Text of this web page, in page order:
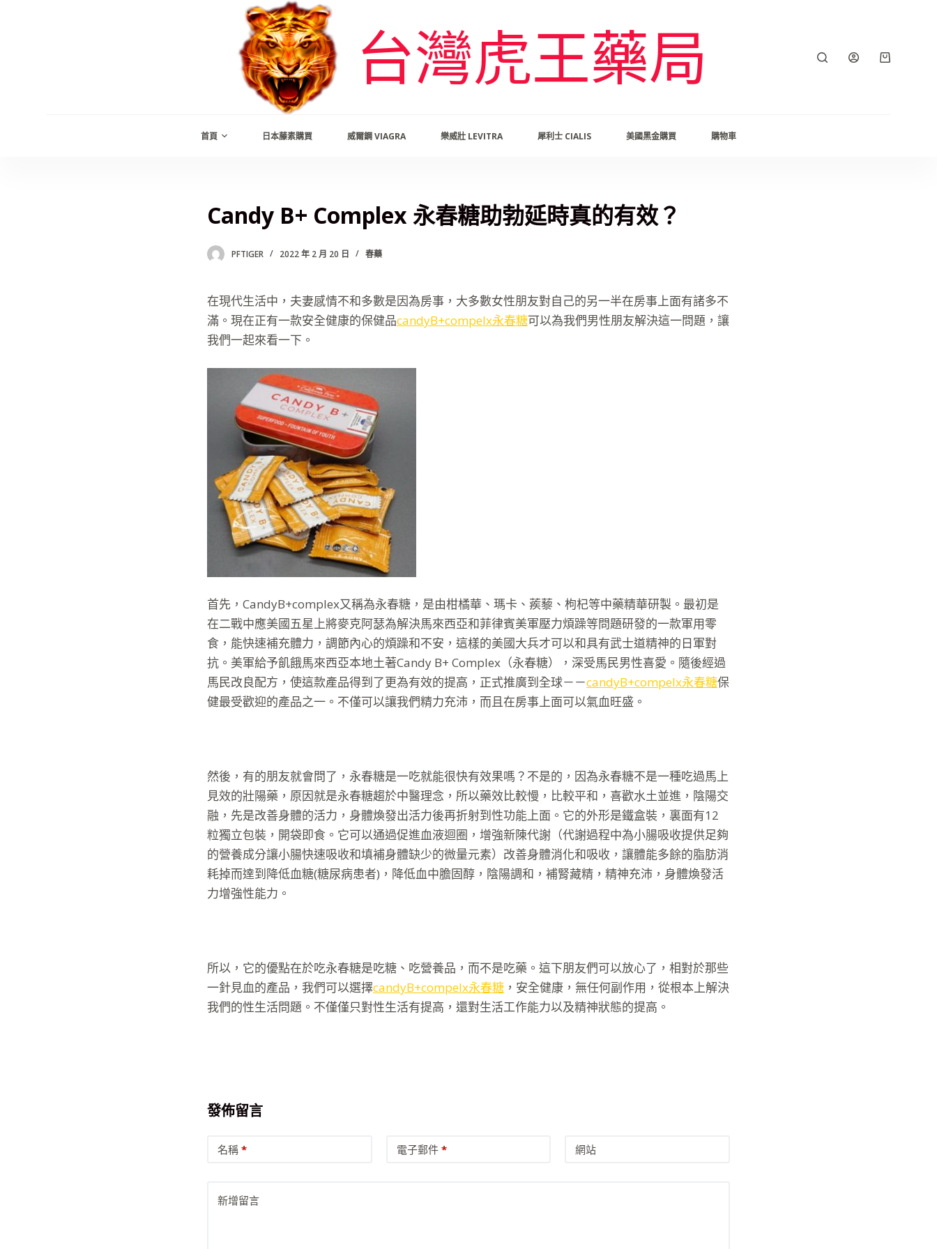
台灣虎王藥局
首頁 日本藤素購買 威爾鋼 VIAGRA 樂威壯 LEVITRA 犀利士 CIALIS 美國黑金購買 購物車
Candy B+ Complex 永春糖助勃延時真的有效？
PFTIGER 2022 年 2 月 20 日 春藥
在現代生活中，夫妻感情不和多數是因為房事，大多數女性朋友對自己的另一半在房事上面有諸多不
滿。現在正有一款安全健康的保健品candyB+compelx永春糖可以為我們男性朋友解決這一問題，讓
我們一起來看一下。
首先，CandyB+complex又稱為永春糖，是由柑橘華、瑪卡、蒺藜、枸杞等中藥精華研製。最初是
在二戰中應美國五星上將麥克阿瑟為解決馬來西亞和菲律賓美軍壓力煩躁等問題研發的一款軍用零
食，能快速補充體力，調節內心的煩躁和不安，這樣的美國大兵才可以和具有武士道精神的日軍對
抗。美軍給予飢餓馬來西亞本地土著Candy B+ Complex（永春糖），深受馬民男性喜愛。隨後經過
馬民改良配方，使這款產品得到了更為有效的提高，正式推廣到全球－－candyB+compelx永春糖保
健最受歡迎的產品之一。不僅可以讓我們精力充沛，而且在房事上面可以氣血旺盛。
然後，有的朋友就會問了，永春糖是一吃就能很快有效果嗎？不是的，因為永春糖不是一種吃過馬上
見效的壯陽藥，原因就是永春糖趨於中醫理念，所以藥效比較慢，比較平和，喜歡水土並進，陰陽交
融，先是改善身體的活力，身體煥發出活力後再折射到性功能上面。它的外形是鐵盒裝，裏面有12
粒獨立包裝，開袋即食。它可以通過促進血液迴圈，增強新陳代謝（代謝過程中為小腸吸收提供足夠
的營養成分讓小腸快速吸收和填補身體缺少的微量元素）改善身體消化和吸收，讓體能多餘的脂肪消
耗掉而達到降低血糖(糖尿病患者)，降低血中膽固醇，陰陽調和，補腎藏精，精神充沛，身體煥發活
力增強性能力。
所以，它的優點在於吃永春糖是吃糖、吃營養品，而不是吃藥。這下朋友們可以放心了，相對於那些
一針見血的產品，我們可以選擇candyB+compelx永春糖 ，安全健康，無任何副作用，從根本上解決
我們的性生活問題。不僅僅只對性生活有提高，還對生活工作能力以及精神狀態的提高。
發佈留言
名稱 * 電子郵件* 網站
新增留言